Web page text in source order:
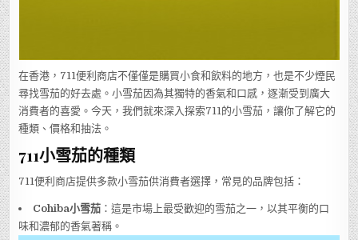
在香港，711便利商店不僅僅是購買小食和飲料的地方，也是不少煙民
尋找雪茄的好去處。小雪茄因為其獨特的香氣和口感，逐漸受到廣大
消費者的喜愛。今天，我們就來深入探索711的小雪茄，讓你了解它的
種類、價格和抽法。
711小雪茄的種類
711便利商店提供多款小雪茄供消費者選擇，常見的品牌包括：
Cohiba小雪茄 ：這是市場上最受歡迎的雪茄之一，以其平衡的口
味和濃郁的香氣著稱。